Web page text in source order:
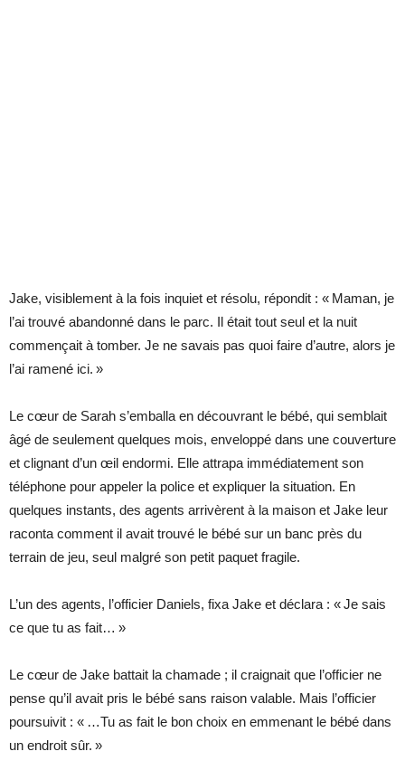
Jake, visiblement à la fois inquiet et résolu, répondit : « Maman, je
l’ai trouvé abandonné dans le parc. Il était tout seul et la nuit
commençait à tomber. Je ne savais pas quoi faire d’autre, alors je
l’ai ramené ici. »
Le cœur de Sarah s’emballa en découvrant le bébé, qui semblait
âgé de seulement quelques mois, enveloppé dans une couverture
et clignant d’un œil endormi. Elle attrapa immédiatement son
téléphone pour appeler la police et expliquer la situation. En
quelques instants, des agents arrivèrent à la maison et Jake leur
raconta comment il avait trouvé le bébé sur un banc près du
terrain de jeu, seul malgré son petit paquet fragile.
L’un des agents, l’officier Daniels, fixa Jake et déclara : « Je sais
ce que tu as fait… »
Le cœur de Jake battait la chamade ; il craignait que l’officier ne
pense qu’il avait pris le bébé sans raison valable. Mais l’officier
poursuivit : « …Tu as fait le bon choix en emmenant le bébé dans
un endroit sûr. »